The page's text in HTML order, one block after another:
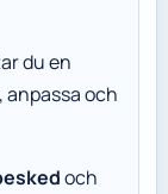
du en
anpassa och
och